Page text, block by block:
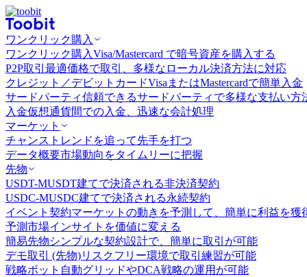
ワンクリック購入
ワンクリック購入Visa/Mastercard で暗号資産を購入する
P2P取引 最適価格で取引、多様なローカル決済方法に対応
クレジット／デビットカードVisaまたはMastercardで簡単入金
サードパーティ信頼できるサードパーティで多様な支払い方
入金仮想通貨間での入金、迅速な会計処理
マーケット
チャンス トレンドを追って先手を打つ
データ概要市場動向をタイムリーに把握
先物
USDT-MUSDT建てで決済される非決済契約
USDC-MUSDC建てで決済される永続契約
イベント契約マーケットの動きを予測して、簡単に利益を獲
予測市場インサイトを価値に変える
簡易先物シンプルな契約設計で、簡単に取引が可能
デモ取引 (先物)リスクフリー環境で取引練習が可能
戦略ボット 自動グリッドやDCA戦略の運用が可能